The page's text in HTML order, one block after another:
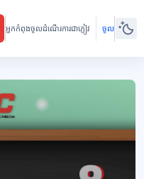
អ្នកកំពុងចូលដំណើរការជាភ្ញៀវ ចូល